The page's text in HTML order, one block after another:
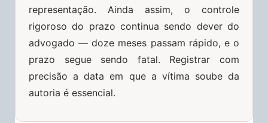
representação. Ainda assim, o controle
rigoroso do prazo continua sendo dever do
advogado — doze meses passam rápido, e o
prazo segue sendo fatal. Registrar com
precisão a data em que a vítima soube da
autoria é essencial.